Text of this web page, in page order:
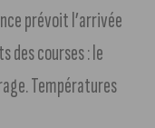
prévoit l’arrivée
des courses : le
Températures